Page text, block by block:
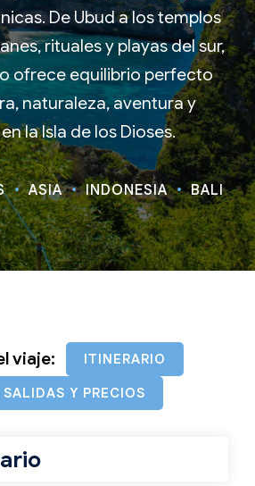
De Ubud a los templos
rituales y playas del sur,
ofrece equilibrio perfecto
naturaleza, aventura y
la Isla de los Dioses.
ASIA INDONESIA BALI
viaje: ITINERARIO
SALIDAS Y PRECIOS